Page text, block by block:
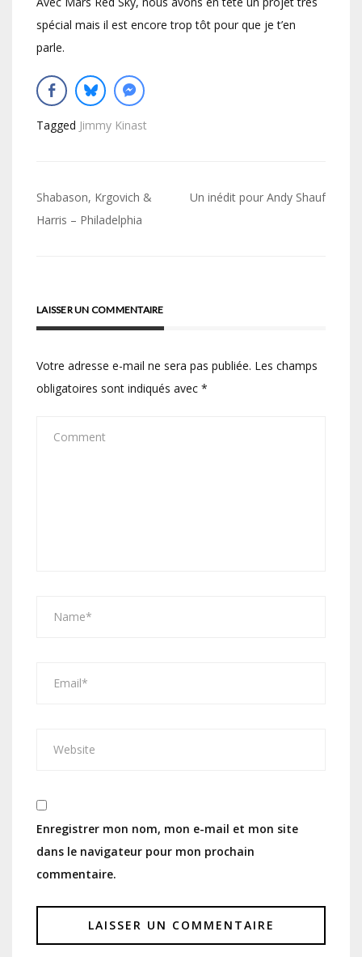
spécial mais il est encore trop tôt pour que je t’en
parle.
Tagged Jimmy Kinast
Navigation
de
Shabason, Krgovich &
Harris – Philadelphia
Un inédit pour Andy Shauf
LAISSER UN COMMENTAIRE
Votre adresse e-mail ne sera pas publiée. Les champs
obligatoires sont indiqués avec *
Enregistrer mon nom, mon e-mail et mon site
dans le navigateur pour mon prochain
commentaire.